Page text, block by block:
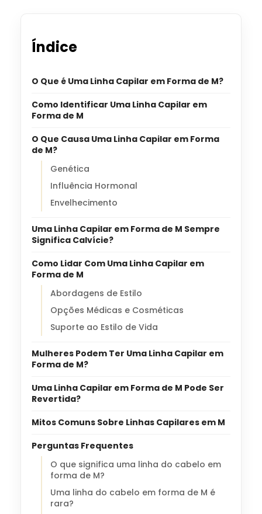
Índice
O Que é Uma Linha Capilar em Forma de M?
Como Identificar Uma Linha Capilar em
Forma de M
O Que Causa Uma Linha Capilar em Forma
de M?
Genética
Influência Hormonal
Envelhecimento
Uma Linha Capilar em Forma de M Sempre
Significa Calvície?
Como Lidar Com Uma Linha Capilar em
Forma de M
Abordagens de Estilo
Opções Médicas e Cosméticas
Suporte ao Estilo de Vida
Mulheres Podem Ter Uma Linha Capilar em
Forma de M?
Uma Linha Capilar em Forma de M Pode Ser
Revertida?
Mitos Comuns Sobre Linhas Capilares em M
Perguntas Frequentes
O que significa uma linha do cabelo em
forma de M?
Uma linha do cabelo em forma de M é
rara?